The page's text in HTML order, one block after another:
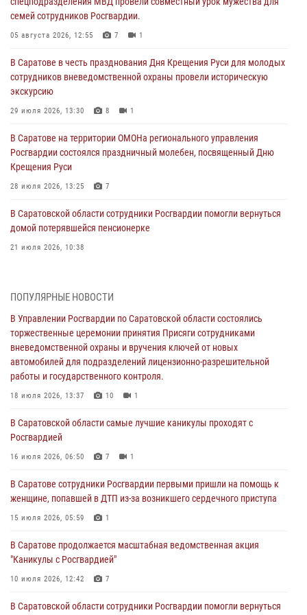
семей сотрудников Росгвардии.
05 августа 2026, 12:55 7 1
В Саратове в честь празднования Дня Крещения Руси для молодых
сотрудников вневедомственной охраны провели историческую
экскурсию
29 июля 2026, 13:30 8 1
В Саратове на территории ОМОНа регионального управления
Росгвардии состоялся праздничный молебен, посвященный Дню
Крещения Руси
28 июля 2026, 13:25 7
В Саратовской области сотрудники Росгвардии помогли вернуться
домой потерявшейся пенсионерке
21 июля 2026, 10:38
вневедомственной охраны и вручения ключей от новых
автомобилей для подразделений лицензионно-разрешительной
работы и государственного контроля.
18 июля 2026, 13:37 10 1
В Саратовской области самые лучшие каникулы проходят с
Росгвардией
В Саратове сотрудники Росгвардии первыми пришли на помощь к
женщине, попавшей в ДТП из-за возникшего сердечного приступа
В Саратове продолжается масштабная ведомственная акция
"Каникулы с Росгвардией"
В Саратовской области при содействии спецназа Росгвардии
задержан подозреваемый в незаконном обороте наркотиков
ПОПУЛЯРНЫЕ НОВОСТИ
В Управлении Росгвардии по Саратовской области состоялись
торжественные церемонии принятия Присяги сотрудниками
вневедомственной охраны и вручения ключей от новых
автомобилей для подразделений лицензионно-разрешительной
работы и государственного контроля.
18 июля 2026, 13:37 10 1
В Саратовской области самые лучшие каникулы проходят с
Росгвардией
16 июля 2026, 06:50 7 1
В Саратове сотрудники Росгвардии первыми пришли на помощь к
женщине, попавшей в ДТП из-за возникшего сердечного приступа
15 июля 2026, 05:59 1
В Саратове продолжается масштабная ведомственная акция
"Каникулы с Росгвардией"
10 июля 2026, 12:42 7
В Саратовской области сотрудники Росгвардии помогли вернуться